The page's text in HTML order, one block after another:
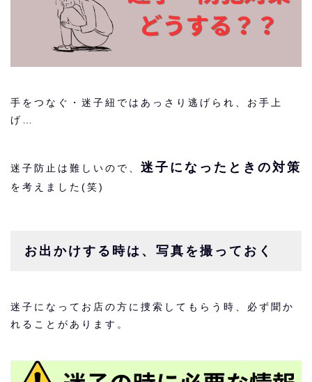
手をつなぐ・迷子紐ではあっさり逃げられ、お手上
げ…
迷子防止は難しいので、 迷子になったときの対策
を考えました(笑)
お出かけする時は、写真を撮っておく
迷子になってお店の方に捜索してもらう時、必ず聞か
れることがあります。